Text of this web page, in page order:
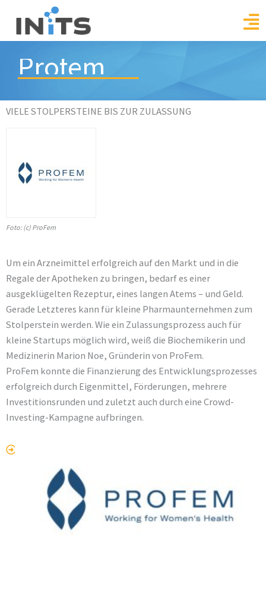
content
Profem
VIELE STOLPERSTEINE BIS ZUR ZULASSUNG
Foto: (c) ProFem
Um ein Arzneimittel erfolgreich auf den Markt und in die
Regale der Apotheken zu bringen, bedarf es einer
ausgeklügelten Rezeptur, eines langen Atems – und Geld.
Gerade Letzteres kann für kleine Pharmaunternehmen zum
Stolperstein werden. Wie ein Zulassungsprozess auch für
kleine Startups möglich wird, weiß die Biochemikerin und
Medizinerin Marion Noe, Gründerin von ProFem.
ProFem konnte die Finanzierung des Entwicklungsprozesses
erfolgreich durch Eigenmittel, Förderungen, mehrere
Investitionsrunden und zuletzt auch durch eine Crowd-
Investing-Kampagne aufbringen.